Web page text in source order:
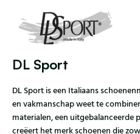
DL Sport
DL Sport is een Italiaans
en vakmanschap weet te
materialen, een uitgebalanceerde
creëert het merk schoenen die